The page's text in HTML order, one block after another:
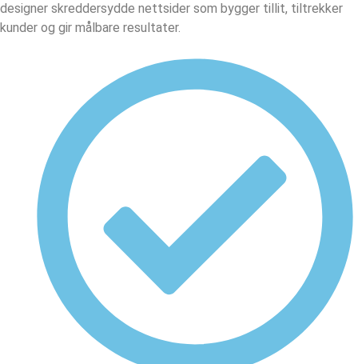
designer skreddersydde nettsider som bygger tillit, tiltrekker
kunder og gir målbare resultater.